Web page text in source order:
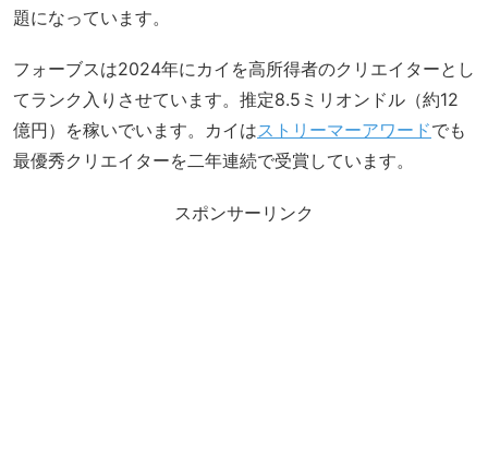
題になっています。
フォーブスは2024年にカイを高所得者のクリエイターとし
てランク入りさせています。推定8.5ミリオンドル（約12
億円）を稼いでいます。カイはストリーマーアワードでも
最優秀クリエイターを二年連続で受賞しています。
スポンサーリンク